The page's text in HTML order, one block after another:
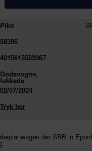
Piko
58396
4015615583967
Godsvogne,
lukkede
02/07/2024
Tryk her
der SBB in